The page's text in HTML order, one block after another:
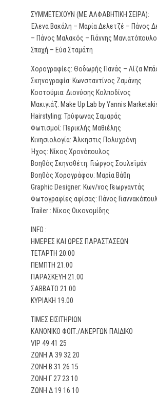
ΣΥΜΜΕΤΕΧΟΥΝ (ΜΕ ΑΛΦΑΒΗΤΙΚΗ ΣΕΙΡΑ):
Έλενα Βακάλη – Μαρία Δελετζέ – Πάνος
– Πάνος Μαλακός – Γιάννης
Σπαχή – Εύα Σταμάτη
Χορογραφίες: Θοδωρής Πανάς – Λίζα
Σκηνογραφία: Κωνσταντίνος Ζαμάνης
Κοστούμια: Διονύσης Κολποδίνος
Μακιγιάζ: Μake Up Lab by Yannis
Hairstyling: Τρύφωνας Σαμαράς
Φωτισμοί: Περικλής Μαθιέλης
Κινησιολογία: Άλκηστις Πολυχρόνη
Ήχος: Νίκος Χρονόπουλος
Βοηθός Σκηνοθέτη: Γιώργος Σουλεϊμάν
Βοηθός Χορογράφου: Μαρία Βάθη
Graphic Designer: Κων/νος Γεωργαντάς
Φωτογραφίες αφίσας: Πάνος
Trailer : Νίκος Οικονομίδης
INFO :
ΗΜΕΡΕΣ ΚΑΙ ΩΡΕΣ ΠΑΡΑΣΤΑΣΕΩΝ
ΤΕΤΑΡΤΗ 20.00
ΠΕΜΠΤΗ 21.00
ΠΑΡΑΣΚΕΥΗ 21.00
ΣΑΒΒΑΤΟ 21.00
ΚΥΡΙΑΚΗ 19.00
ΤΙΜΕΣ ΕΙΣΙΤΗΡΙΩΝ
ΚΑΝΟΝΙΚΟ ΦΟΙΤ./ΑΝΕΡΓΩΝ ΠΑΙΔΙΚΟ
VIP 49 41 25
ΖΩΝΗ Α 39 32 20
ΖΩΝΗ Β 31 26 15
ΖΩΝΗ Γ 27 23 10
ΖΩΝΗ Δ 19 16 10